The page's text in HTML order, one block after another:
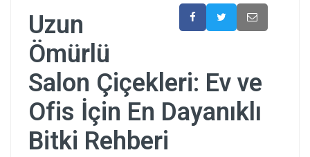
Uzun
Ömürlü
Salon Çiçekleri: Ev ve
Ofis İçin En Dayanıklı
Bitki Rehberi